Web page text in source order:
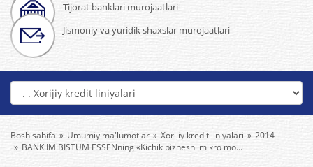
Tijorat banklari murojaatlari
Jismoniy va yuridik shaxslar murojaatlari
Bosh sahifa Umumiy ma'lumotlar Xorijiy kredit liniyalari
2014
BANK IM BISTUM ESSENning «Kichik biznesni mikro mo...